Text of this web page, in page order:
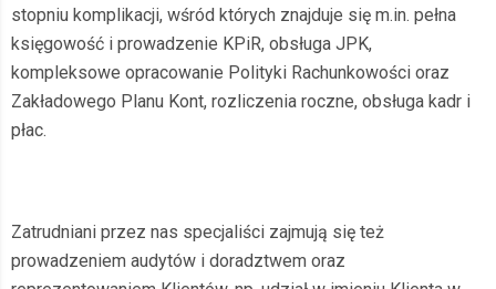
stopniu komplikacji, wśród których znajduje się m.in. pełna
księgowość i prowadzenie KPiR, obsługa JPK,
kompleksowe opracowanie Polityki Rachunkowości oraz
Zakładowego Planu Kont, rozliczenia roczne, obsługa kadr i
płac.
Zatrudniani przez nas specjaliści zajmują się też
prowadzeniem audytów i doradztwem oraz